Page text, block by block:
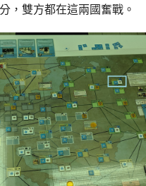
，雙方都在這兩國奮戰。